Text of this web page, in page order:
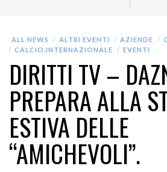
ALL NEWS ALTRI EVENTI AZIENDE
CALCIO.INTERNAZIONALE
EVENTI
DIRITTI TV –
PREPARA ALLA
ESTIVA DELLE
“AMICHEVOLI”.